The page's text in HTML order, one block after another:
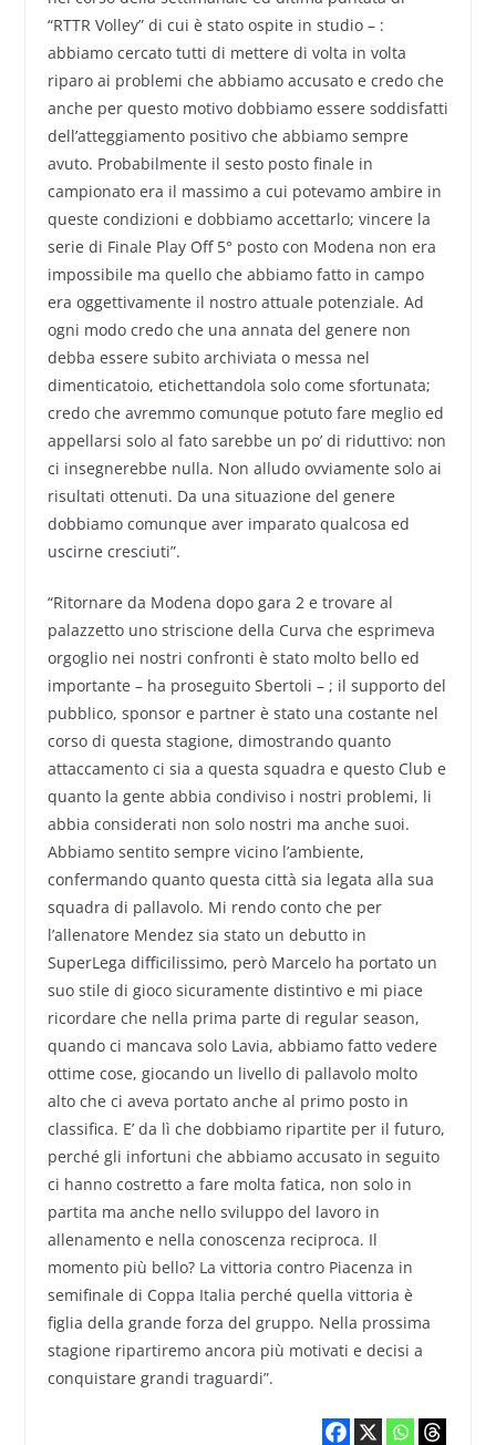
“RTTR Volley” di cui è stato ospite in studio – :
abbiamo cercato tutti di mettere di volta in volta
riparo ai problemi che abbiamo accusato e credo che
anche per questo motivo dobbiamo essere soddisfatti
dell’atteggiamento positivo che abbiamo sempre
avuto. Probabilmente il sesto posto finale in
campionato era il massimo a cui potevamo ambire in
queste condizioni e dobbiamo accettarlo; vincere la
serie di Finale Play Off 5° posto con Modena non era
impossibile ma quello che abbiamo fatto in campo
era oggettivamente il nostro attuale potenziale. Ad
ogni modo credo che una annata del genere non
debba essere subito archiviata o messa nel
dimenticatoio, etichettandola solo come sfortunata;
credo che avremmo comunque potuto fare meglio ed
appellarsi solo al fato sarebbe un po’ di riduttivo: non
ci insegnerebbe nulla. Non alludo ovviamente solo ai
risultati ottenuti. Da una situazione del genere
dobbiamo comunque aver imparato qualcosa ed
uscirne cresciuti”.
“Ritornare da Modena dopo gara 2 e trovare al
palazzetto uno striscione della Curva che esprimeva
orgoglio nei nostri confronti è stato molto bello ed
importante – ha proseguito Sbertoli – ; il supporto del
pubblico, sponsor e partner è stato una costante nel
corso di questa stagione, dimostrando quanto
attaccamento ci sia a questa squadra e questo Club e
quanto la gente abbia condiviso i nostri problemi, li
abbia considerati non solo nostri ma anche suoi.
Abbiamo sentito sempre vicino l’ambiente,
confermando quanto questa città sia legata alla sua
squadra di pallavolo. Mi rendo conto che per
l’allenatore Mendez sia stato un debutto in
SuperLega difficilissimo, però Marcelo ha portato un
suo stile di gioco sicuramente distintivo e mi piace
ricordare che nella prima parte di regular season,
quando ci mancava solo Lavia, abbiamo fatto vedere
ottime cose, giocando un livello di pallavolo molto
alto che ci aveva portato anche al primo posto in
classifica. E’ da lì che dobbiamo ripartite per il futuro,
perché gli infortuni che abbiamo accusato in seguito
ci hanno costretto a fare molta fatica, non solo in
partita ma anche nello sviluppo del lavoro in
allenamento e nella conoscenza reciproca. Il
momento più bello? La vittoria contro Piacenza in
semifinale di Coppa Italia perché quella vittoria è
figlia della grande forza del gruppo. Nella prossima
stagione ripartiremo ancora più motivati e decisi a
conquistare grandi traguardi”.